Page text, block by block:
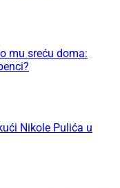
mu sreću doma:
Nikole Pulića u